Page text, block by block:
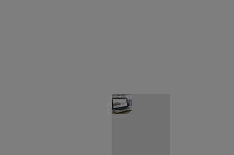
öffnen